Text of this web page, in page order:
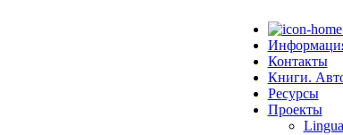
Контакты
Книги.
Ресурсы
Проекты